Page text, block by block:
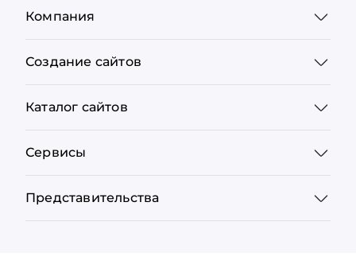
Компания
Создание сайтов
Каталог сайтов
Сервисы
Представительства